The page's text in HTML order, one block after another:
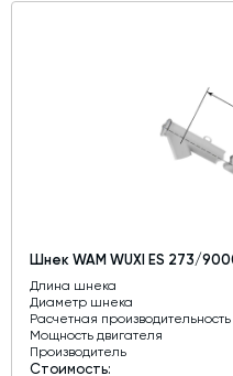
Шнек WAM WUXI ES 273/
Длина шнека
Диаметр шнека
Расчетная производительность
Мощность двигателя
Производитель
Стоимость: